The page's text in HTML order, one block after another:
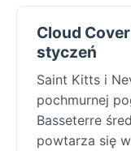
Cloud
styczeń
Saint Kitts i
pochmurnej
Basseterre
powtarza się